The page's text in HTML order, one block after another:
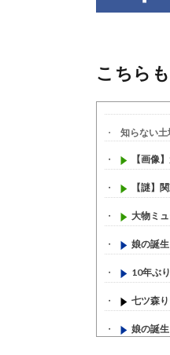
こちら
知らない
【画像
【謎】
大物ミ
娘の誕
10年ぶ
七ツ森
娘の誕